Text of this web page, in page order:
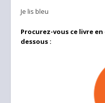
Je lis bleu
Procurez-vous ce livre
dessous :